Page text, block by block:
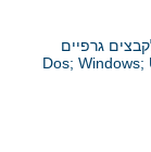
גרפיים
Dos; Windows;